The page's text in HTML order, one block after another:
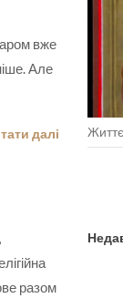
вже
Але
далі
разом